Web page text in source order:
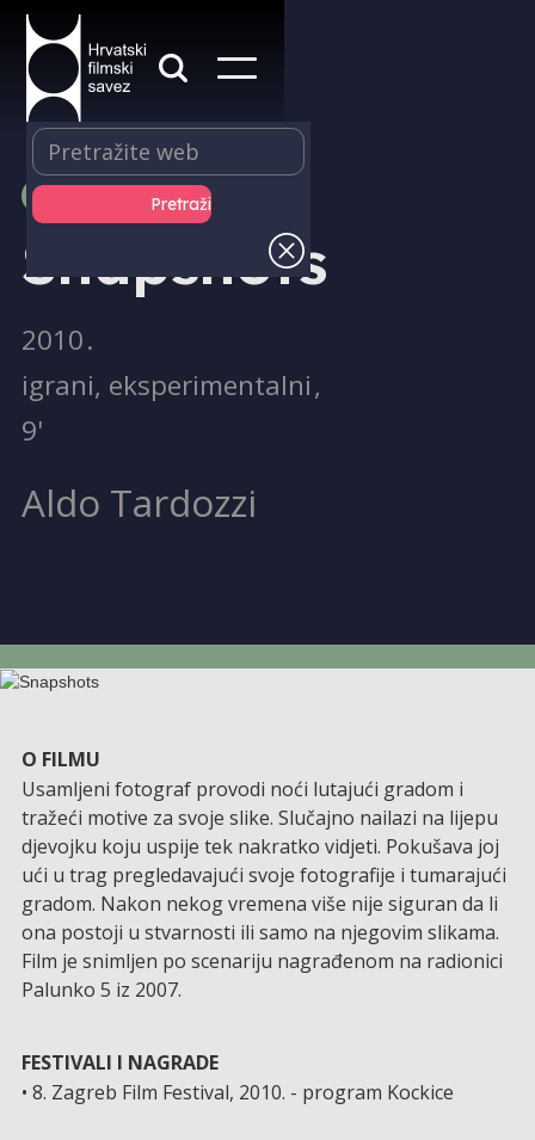
PRODUKCIJA
Snapshots
2010.
igrani, eksperimentalni,
9'
Aldo Tardozzi
O FILMU
Usamljeni fotograf provodi noći lutajući gradom i
tražeći motive za svoje slike. Slučajno nailazi na lijepu
djevojku koju uspije tek nakratko vidjeti. Pokušava joj
ući u trag pregledavajući svoje fotografije i tumarajući
gradom. Nakon nekog vremena više nije siguran da li
ona postoji u stvarnosti ili samo na njegovim slikama.
Film je snimljen po scenariju nagrađenom na radionici
Palunko 5 iz 2007.
FESTIVALI I NAGRADE
• 8. Zagreb Film Festival, 2010. - program Kockice